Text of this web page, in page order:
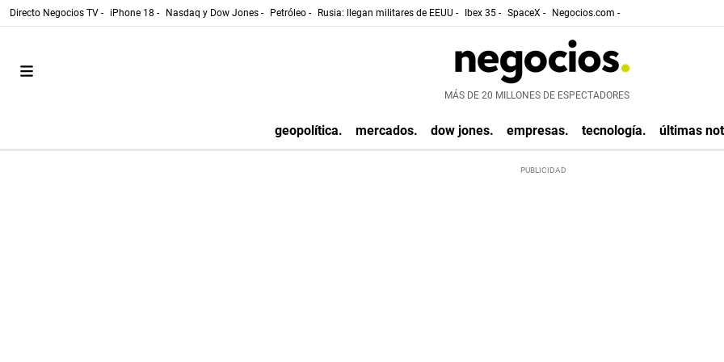
Directo Negocios TV - iPhone 18 - Nasdaq y Dow Jones - Petróleo - Rusia: llegan militares de EEUU - Ibex 35 - SpaceX - Negocios.com -
MÁS DE 20 MILLONES DE ESPECTADORES
geopolítica. mercados. dow jones. empresas. tecnología. últimas